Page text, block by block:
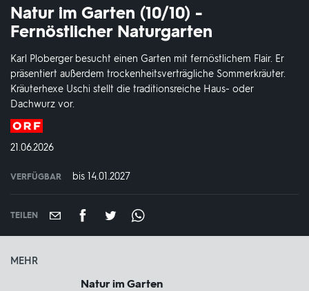
Natur im Garten (10/10) -
Fernöstlicher Naturgarten
Karl Ploberger besucht einen Garten mit fernöstlichem Flair. Er
präsentiert außerdem trockenheitsverträgliche Sommerkräuter.
Kräuterhexe Uschi stellt die traditionsreiche Haus- oder
Dachwurz vor.
Produktionsland
und
jahr:
DATUM:
21.06.2026
VERFÜGBAR bis 14.01.2027
TEILEN
MEHR
Natur im Garten